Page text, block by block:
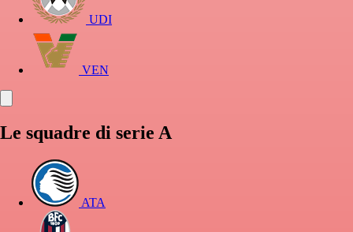
UDI
VEN
Le squadre di serie A
ATA